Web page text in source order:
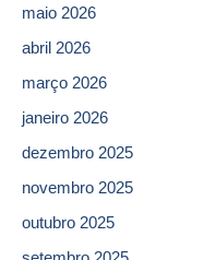
maio 2026
abril 2026
março 2026
janeiro 2026
dezembro 2025
novembro 2025
outubro 2025